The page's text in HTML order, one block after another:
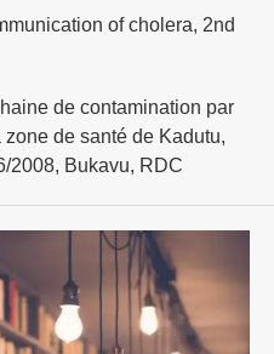
of cholera, 2nd
de contamination par
de santé de Kadutu,
2008, Bukavu, RDC